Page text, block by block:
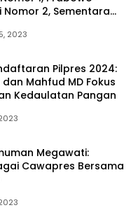
2, Sementara
Berada di Nomor 3
2023
Pilpres 2024:
Mahfud MD Fokus
Kedaulatan Pangan
Megawati:
Cawapres Bersama